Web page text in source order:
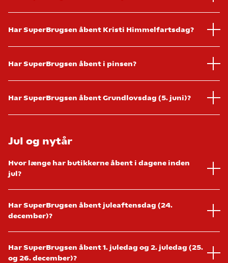
Har SuperBrugsen åbent Kristi Himmelfartsdag?
Har SuperBrugsen åbent i pinsen?
Har SuperBrugsen åbent Grundlovsdag (5. juni)?
Jul og nytår
Hvor længe har butikkerne åbent i dagene inden
jul?
Har SuperBrugsen åbent juleaftensdag (24.
december)?
Har SuperBrugsen åbent 1. juledag og 2. juledag (25.
og 26. december)?